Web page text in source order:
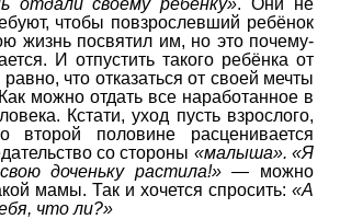
чтобы повзрослевший ребёнок
жизнь посвятил им, но это почему-
И отпустить такого ребёнка от
что отказаться от своей мечты
можно отдать все наработанное в
Кстати, уход пусть взрослого,
второй половине расценивается
со стороны «малыша». «Я
доченьку растила!»— можно
мамы. Так и хочется спросить: «А
что ли?»